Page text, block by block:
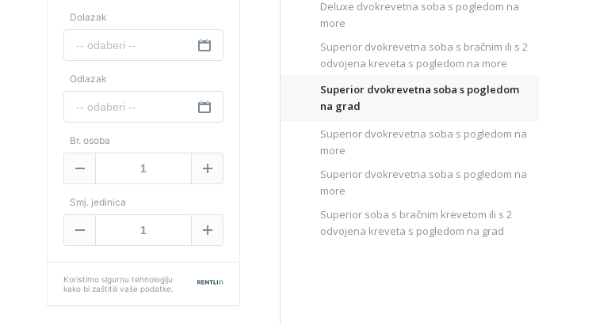
Deluxe dvokrevetna soba s pogledom na
more
Superior dvokrevetna soba s bračnim ili s 2
odvojena kreveta s pogledom na more
Superior dvokrevetna soba s pogledom
na grad
Superior dvokrevetna soba s pogledom na
more
Superior dvokrevetna soba s pogledom na
more
Superior soba s bračnim krevetom ili s 2
odvojena kreveta s pogledom na grad